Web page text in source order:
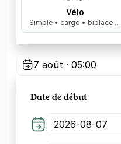
Vélo
Simple • cargo • biplace …
7 août · 05:00
Date de début